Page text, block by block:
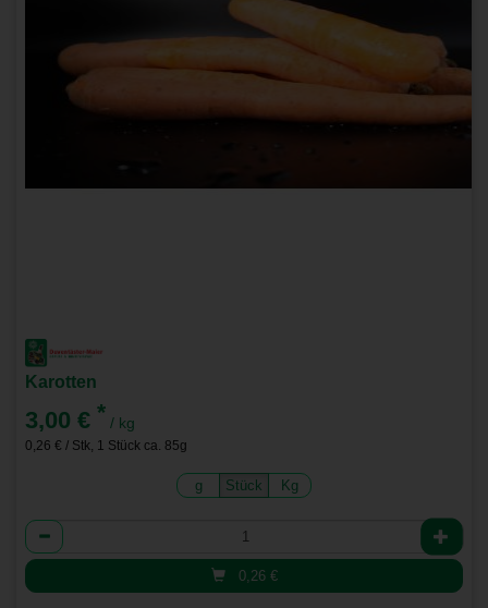
Karotten
3,00 € * / kg
0,26 € / Stk, 1 Stück ca. 85g
g Stück Kg
Anzahl
0,26 €